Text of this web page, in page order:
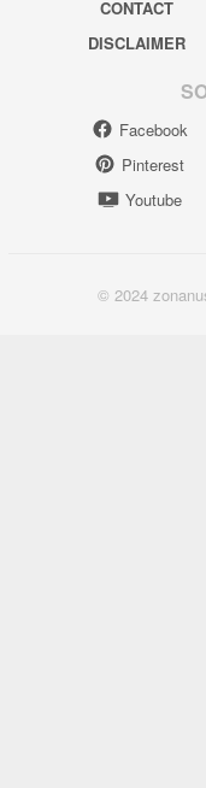
CONTACT
DISCLAIMER
Facebook
Pinterest
Youtube
© 2024